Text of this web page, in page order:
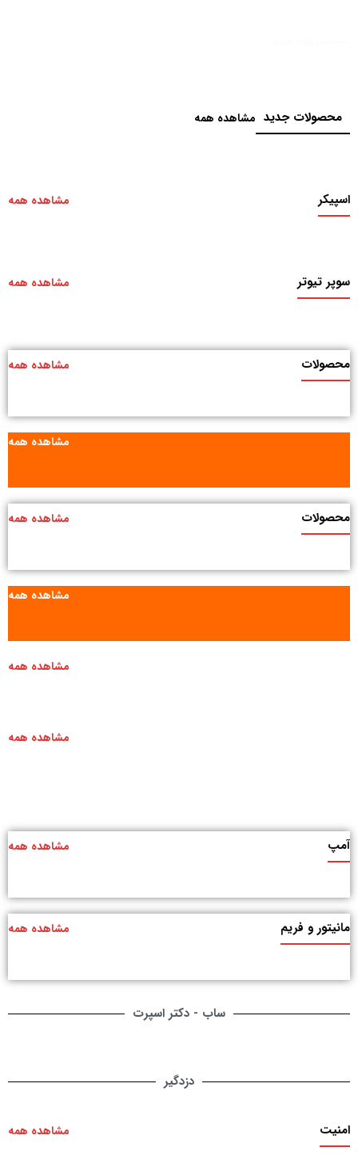
محصولات جدید مشاهده همه
اسپیکر مشاهده همه
سوپر تیوتر مشاهده همه
محصولات مشاهده همه
مشاهده همه
محصولات مشاهده همه
مشاهده همه
مشاهده همه
مشاهده همه
آمپ مشاهده همه
مانیتور و فریم مشاهده همه
ساب - دکتر اسپرت
دزدگیر
امنیت مشاهده همه